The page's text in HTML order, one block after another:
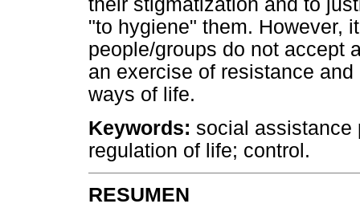
their stigmatization and to
"to hygiene" them. However,
people/groups do not accept
an exercise of resistance
ways of life.
Keywords: social assistance
regulation of life; control.
RESUMEN